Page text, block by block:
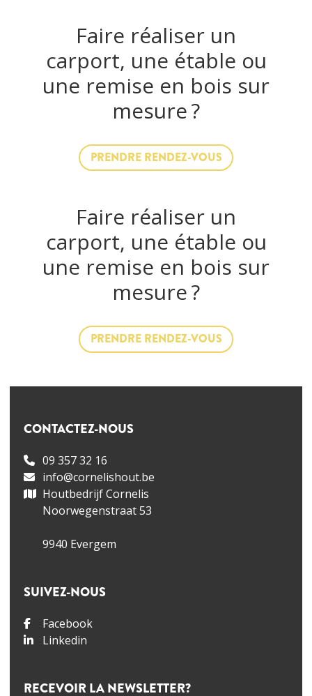
Faire réaliser un
carport, une étable ou
une remise en bois sur
mesure ?
PRENDRE RENDEZ-VOUS
Faire réaliser un
carport, une étable ou
une remise en bois sur
mesure ?
PRENDRE RENDEZ-VOUS
CONTACTEZ-NOUS
09 357 32 16
info@cornelishout.be
Houtbedrijf Cornelis
Noorwegenstraat 53
9940 Evergem
SUIVEZ-NOUS
Facebook
Linkedin
RECEVOIR LA NEWSLETTER?